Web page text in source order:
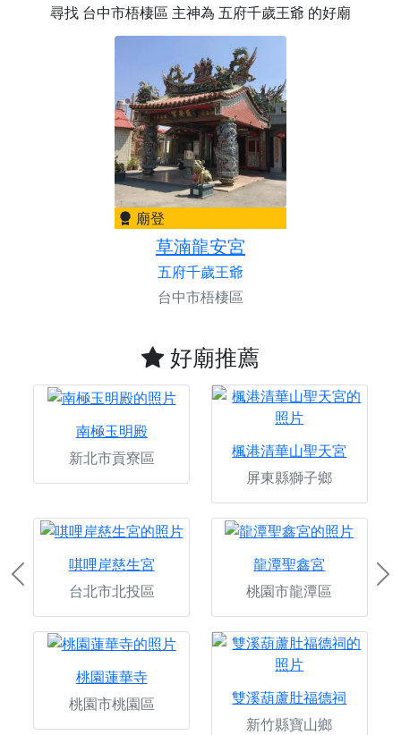
尋找 台中市梧棲區 主神為 五府千歲王爺 的好廟
廟登
草湳龍安宮
五府千歲王爺
台中市梧棲區
好廟推薦
南極玉明殿
新北市貢寮區
楓港清華山聖天宮
屏東縣獅子鄉
唭哩岸慈生宮
台北市北投區
龍潭聖鑫宮
桃園市龍潭區
桃園蓮華寺
桃園市桃園區
雙溪葫蘆肚福德祠
新竹縣寶山鄉
Previous